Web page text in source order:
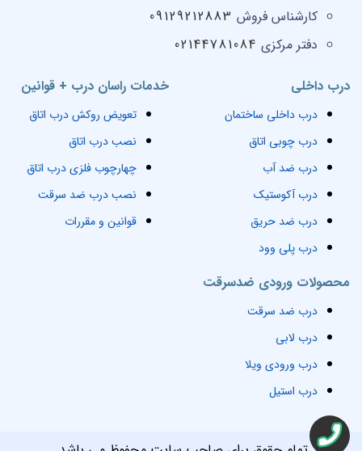
خدمات راسان درب + قوانین
تعویض روکش درب اتاق
نصب درب اتاق
چهارچوب فلزی درب اتاق
نصب درب ضد سرقت
قوانین و مقررات
محصولات ورودی ضدسرقت
درب ضد سرقت
درب لابی
درب ورودی ویلا
درب استیل
درب داخلی
درب داخلی ساختمان
درب چوبی اتاق
درب ضد آب
درب آکوستیک
درب ضد حریق
درب پلی وود
کارشناس فروش 09129212883
دفتر مرکزی 02144781084